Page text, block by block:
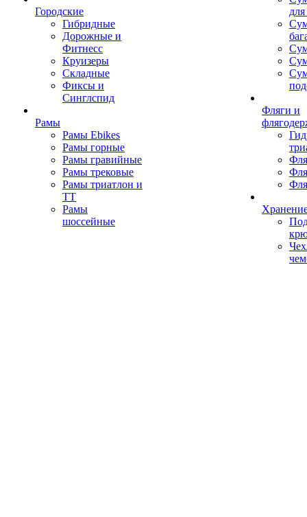
Городские
Гибридные
Дорожные и
Фитнесс
Круизеры
Складные
Фиксы и
Синглспид
Рамы
Рамы Ebikes
Рамы горные
Рамы гравийные
Рамы трековые
Рамы триатлон и
ТТ
Рамы
шоссейные
Фляги и